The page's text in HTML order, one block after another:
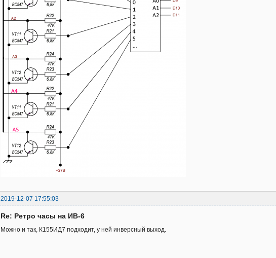
2019-12-07 17:55:03
Re: Ретро часы на ИВ-6
Можно и так, К155ИД7 подходит, у ней инверсный выход.